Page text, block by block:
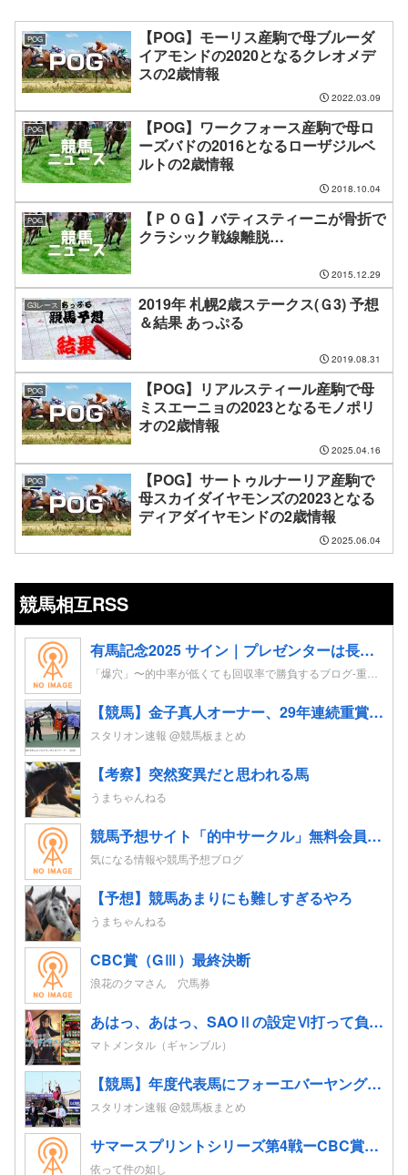
POG
【POG】モーリス産駒で母ブルーダ
イアモンドの2020となるクレオメデ
スの2歳情報
2022.03.09
POG
【POG】ワークフォース産駒で母ロ
ーズバドの2016となるローザジルベ
ルトの2歳情報
2018.10.04
POG
【ＰＯＧ】バティスティーニが骨折で
クラシック戦線離脱…
2015.12.29
G3レース
2019年 札幌2歳ステークス(Ｇ3) 予想
＆結果 あっぷる
2019.08.31
POG
【POG】リアルスティール産駒で母
ミスエーニョの2023となるモノポリ
オの2歳情報
2025.04.16
POG
【POG】サートゥルナーリア産駒で
母スカイダイヤモンズの2023となる
ディアダイヤモンドの2歳情報
2025.06.04
競馬相互RSS
有馬記念2025 サイン｜プレゼンターは長澤まさみ。ポスターはレガレイラ。CMはドラマがテーマ？！
【競馬】金子真人オーナー、29年連続重賞勝利！初重賞制覇から1年も途切れることなく29年… JRA重賞は122勝目 ネット「すごすぎる」
スタリオン速報 @競馬板まとめ
【考察】突然変異だと思われる馬
うまちゃんねる
競馬予想サイト「的中サークル」無料会員登録｜初心者も指数とプロ予想で週末レースを攻略
気になる情報や競馬予想ブログ
【予想】競馬あまりにも難しすぎるやろ
うまちゃんねる
CBC賞（GⅢ）最終決断
浪花のクマさん 穴馬券
あはっ、あはっ、SAOⅡの設定Ⅵ打って負けちゃった…
マトメンタル（ギャンブル）
【競馬】年度代表馬にフォーエバーヤング 得票率91%と圧倒！4歳以上牡馬、ダートと合わせて三冠
スタリオン速報 @競馬板まとめ
サマースプリントシリーズ第4戦ーCBC賞他の予想
依って件の如し